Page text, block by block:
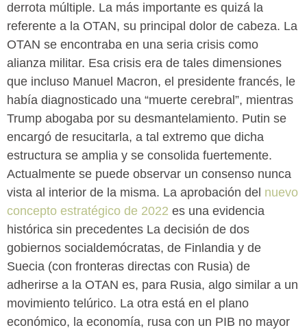
derrota múltiple. La más importante es quizá la
referente a la OTAN, su principal dolor de cabeza. La
OTAN se encontraba en una seria crisis como
alianza militar. Esa crisis era de tales dimensiones
que incluso Manuel Macron, el presidente francés, le
había diagnosticado una “muerte cerebral”, mientras
Trump abogaba por su desmantelamiento. Putin se
encargó de resucitarla, a tal extremo que dicha
estructura se amplia y se consolida fuertemente.
Actualmente se puede observar un consenso nunca
vista al interior de la misma. La aprobación del nuevo
concepto estratégico de 2022 es una evidencia
histórica sin precedentes La decisión de dos
gobiernos socialdemócratas, de Finlandia y de
Suecia (con fronteras directas con Rusia) de
adherirse a la OTAN es, para Rusia, algo similar a un
movimiento telúrico. La otra está en el plano
económico, la economía, rusa con un PIB no mayor